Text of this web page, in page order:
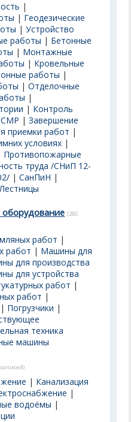
|
| Геодезические
|Устройство
работы | Бетонные
| Монтажные
| Кровельные
работы |
|Отделочные
|
| Контроль
СМР |Завершение
приемки работ |
условиях |
Противопожарные
труда /СНиП 12-
|СанПиН |
Лестницы
оборудование (280
работ |
работ | Машины для
для производства
для устройства
работ |
работ |
| Погрузчики |
техника
машины
| Канализация
|
водоёмы |